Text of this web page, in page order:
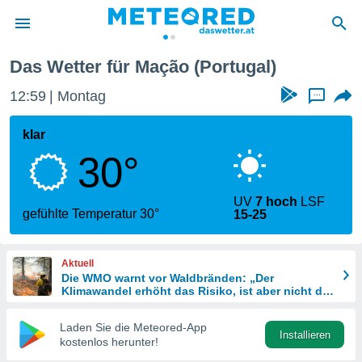
wurde
dass
sind.
diese
Das Wetter für Mação (Portugal)
12:59 Montag ...
klar
30°
gefühlte Temperatur 30°
UV7 hoch LSF
15-25
Aktuell
Die WMO warnt vor Waldbränden: „Der
Klimawandel erhöht das Risiko, ist aber nicht die
Laden Sie die Meteored-App
kostenlos herunter!
Installieren